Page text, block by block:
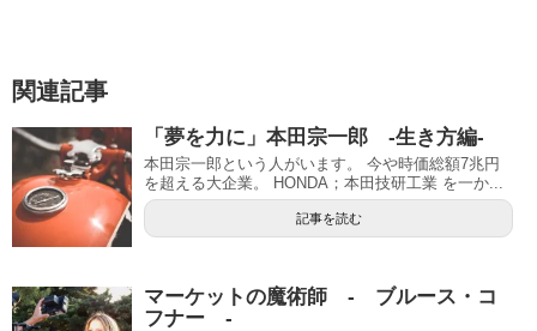
関連記事
「夢を力に」本田宗一郎 -生き方編-
本田宗一郎という人がいます。 今や時価総額7兆円
を超える大企業。 HONDA；本田技研工業 を一か...
記事を読む
マーケットの魔術師 - ブルース・コ
フナー -